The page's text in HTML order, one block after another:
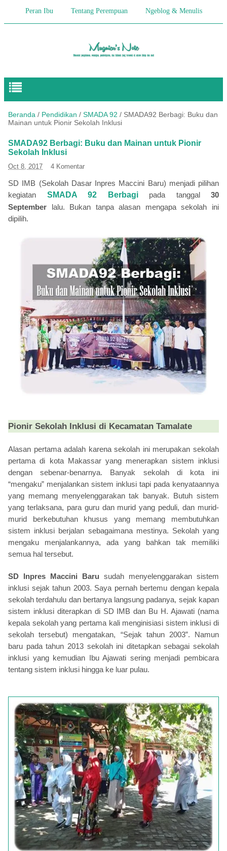
Peran Ibu Tentang Perempuan Ngeblog & Menulis
Pendidikan Anak
Beranda / Pendidikan / SMADA 92 / SMADA92 Berbagi: Buku dan
Mainan untuk Pionir Sekolah Inklusi
SMADA92 Berbagi: Buku dan Mainan untuk Pionir
Sekolah Inklusi
Oct 8, 2017 4 Komentar
SD IMB (Sekolah Dasar Inpres Maccini Baru) menjadi pilihan
kegiatan SMADA 92 Berbagi pada tanggal 30
September lalu. Bukan tanpa alasan mengapa sekolah ini
dipilih.
Pionir Sekolah Inklusi di Kecamatan Tamalate
Alasan pertama adalah karena sekolah ini merupakan sekolah
pertama di kota Makassar yang menerapkan sistem inklusi
dengan sebenar-benarnya. Banyak sekolah di kota ini
“mengaku” menjalankan sistem inklusi tapi pada kenyataannya
yang memang menyelenggarakan tak banyak. Butuh sistem
yang terlaksana, para guru dan murid yang peduli, dan murid-
murid berkebutuhan khusus yang memang membutuhkan
sistem inklusi berjalan sebagaimana mestinya. Sekolah yang
mengaku menjalankannya, ada yang bahkan tak memiliki
semua hal tersebut.
SD Inpres Maccini Baru sudah menyelenggarakan sistem
inklusi sejak tahun 2003. Saya pernah bertemu dengan kepala
sekolah terdahulu dan bertanya langsung padanya, sejak kapan
sistem inklusi diterapkan di SD IMB dan Bu H. Ajawati (nama
kepala sekolah yang pertama kali menginisiasi sistem inklusi di
sekolah tersebut) mengatakan, “Sejak tahun 2003”. Namun
baru pada tahun 2013 sekolah ini ditetapkan sebagai sekolah
inklusi yang kemudian Ibu Ajawati sering menjadi pembicara
tentang sistem inklusi hingga ke luar pulau.